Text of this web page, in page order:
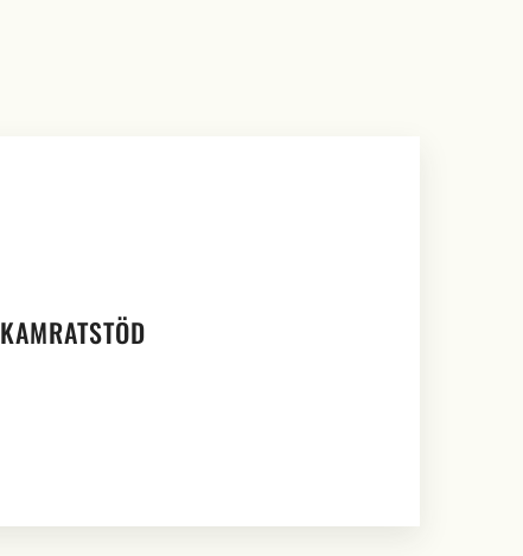
KAMRATSTÖD